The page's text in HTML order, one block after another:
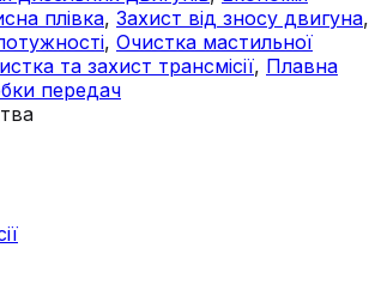
плівка, Захист від зносу двигуна,
, Очистка мастильної
та захист трансмісії, Плавна
передач